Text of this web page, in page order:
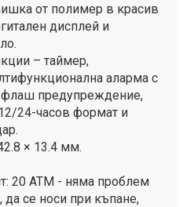
от полимер в красив
дисплей и
– таймер,
аларма с
флаш предупреждение,
24-часов формат и
× 13.4 мм.
20 ATM - няма проблем
се носи при къпане,